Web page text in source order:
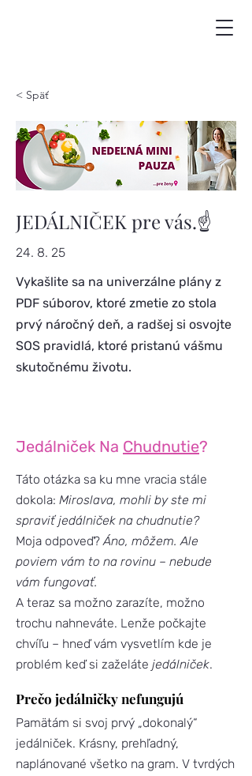
< Späť
JEDÁLNIČEK pre vás.☝️
24. 8. 25
Vykašlite sa na univerzálne plány z
PDF súborov, ktoré zmetie zo stola
prvý náročný deň, a radšej si osvojte
SOS pravidlá, ktoré pristanú vášmu
skutočnému životu.
Jedálniček Na Chudnutie?
Táto otázka sa ku mne vracia stále
dokola: Miroslava, mohli by ste mi
spraviť jedálniček na chudnutie?
Moja odpoveď?Áno, môžem. Ale
poviem vám to na rovinu – nebude
vám fungovať.
A teraz sa možno zarazíte, možno
trochu nahneváte. Lenže počkajte
chvíľu – hneď vám vysvetlím kde je
problém keď si zaželáte jedálniček.
Prečo jedálničky nefungujú
Pamätám si svoj prvý „dokonalý“
jedálniček. Krásny, prehľadný,
naplánované všetko na gram. V tvrdých